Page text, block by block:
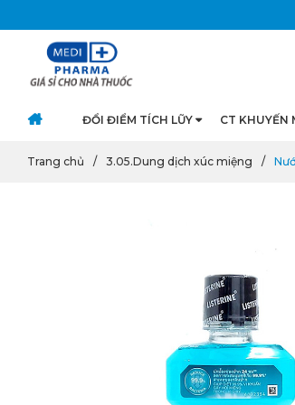
ĐỔI ĐIỂM TÍCH LŨY CT KHUYẾN
Trang chủ 3.05.Dung dịch xúc miệng